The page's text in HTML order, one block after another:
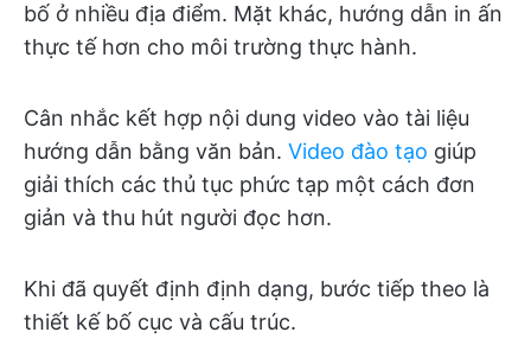
bố ở nhiều địa điểm. Mặt khác, hướng dẫn in ấn
thực tế hơn cho môi trường thực hành.
Cân nhắc kết hợp nội dung video vào tài liệu
hướng dẫn bằng văn bản. Video đào tạo giúp
giải thích các thủ tục phức tạp một cách đơn
giản và thu hút người đọc hơn.
Khi đã quyết định định dạng, bước tiếp theo là
thiết kế bố cục và cấu trúc.